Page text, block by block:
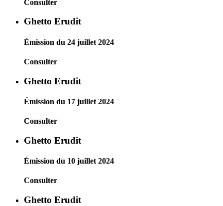
Consulter
Ghetto Erudit
Émission du 24 juillet 2024
Consulter
Ghetto Erudit
Émission du 17 juillet 2024
Consulter
Ghetto Erudit
Émission du 10 juillet 2024
Consulter
Ghetto Erudit